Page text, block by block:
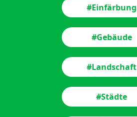
#Einfärbung
#Gebäude
#Landschaft
#Städte